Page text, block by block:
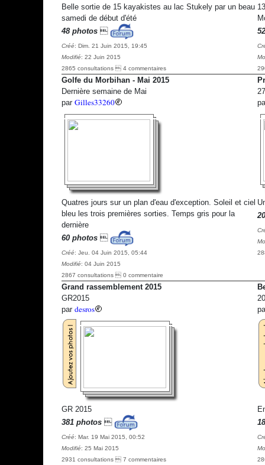
Belle sortie de 15 kayakistes au lac Stukely par un beau
samedi de début d'été
48 photos
Créé: Dim. 21 Juin 2015, 19:45
Modifié: 22 Juin 2015
2865 consultations  4 commentaires
Golfe du Morbihan - Mai 2015
Dernière semaine de Mai
par Gilles33260
Quatres jours sur un plan d'eau d'exception. Soleil et ciel
bleu les trois premières sorties. Temps gris pour la
dernière
60 photos
Créé: Jeu. 04 Juin 2015, 05:44
Modifié: 04 Juin 2015
2867 consultations  0 commentaire
Grand rassemblement 2015
GR2015
par desros
GR 2015
381 photos
Créé: Mar. 19 Mai 2015, 00:52
Modifié: 25 Mai 2015
2931 consultations  7 commentaires